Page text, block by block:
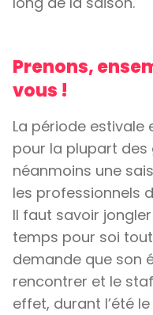
Prenons,
vous !
La période
pour la plupart des
néanmoins une
les professionnels
Il faut savoir
temps pour soi
demande que son
rencontrer et le
effet, durant l’été